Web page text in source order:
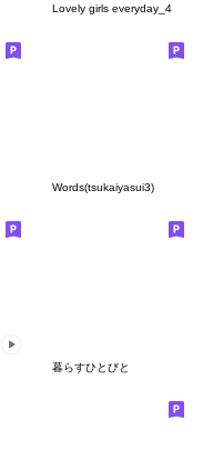
Lovely girls everyday_4
Words(tsukaiyasui3)
暮らすひとびと